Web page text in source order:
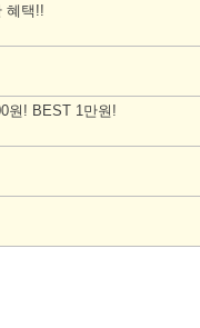
혜택!!
원! BEST 1만원!